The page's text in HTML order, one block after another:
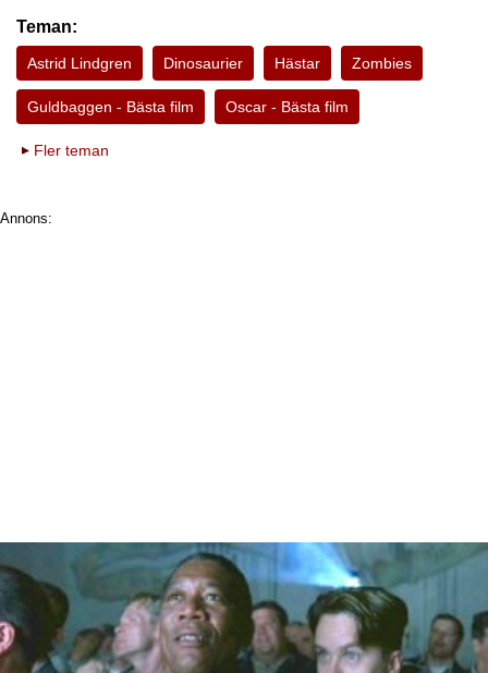
Teman:
Astrid Lindgren Dinosaurier Hästar Zombies
Guldbaggen - Bästa film Oscar - Bästa film
Fler teman
Annons: